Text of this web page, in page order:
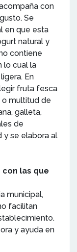
con
Se
en que esta
natural y
contiene
lo cual la
En
fruta fesca
o multitud de
galleta,
de
y se elabora al
las que
municipal,
facilitan
y ayuda en